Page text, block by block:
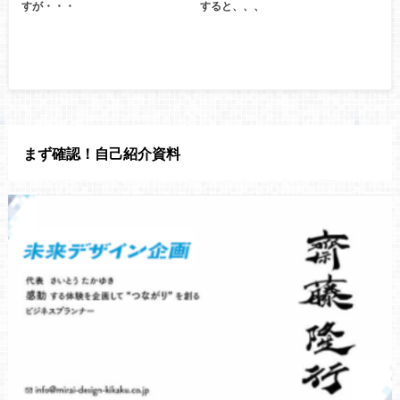
すが・・・ すると、、、
まず確認！自己紹介資料